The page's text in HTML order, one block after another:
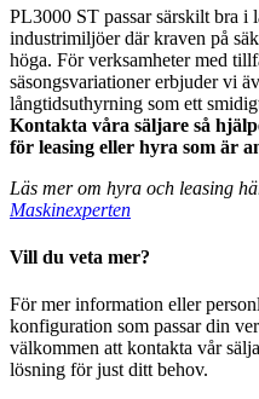
PL3000 ST passar särskilt bra i
industrimiljöer där kraven på
höga. För verksamheter med
säsongsvariationer erbjuder vi
långtidsuthyrning som ett
Kontakta våra säljare så
för leasing eller hyra som är
Läs mer om hyra och leasing
Maskinexperten
Vill du veta mer?
För mer information eller
konfiguration som passar din
välkommen att kontakta vår
lösning för just ditt behov.